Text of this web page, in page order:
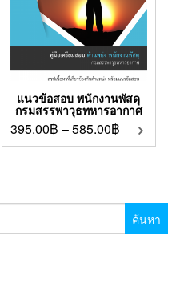
แนวข้อสอบ พนักงานพัสดุ
กรมสรรพาวุธทหารอากาศ
395.00฿ –585.00฿